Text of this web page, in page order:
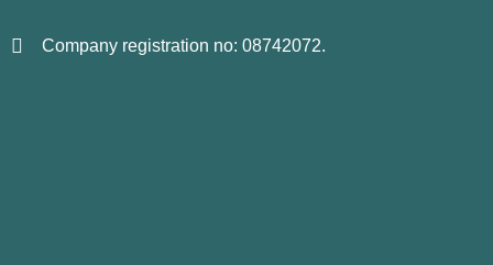
Company registration no: 08742072.